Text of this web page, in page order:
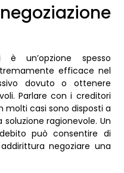
un’opzione spesso
efficace nel
dovuto o ottenere
Parlare con i creditori
molti casi sono disposti a
ragionevole. Un
può consentire di
negoziare una